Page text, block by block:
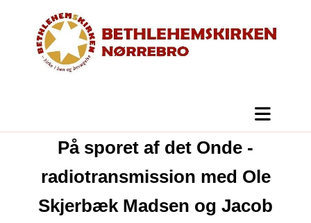
På sporet af det Onde -
radiotransmission med Ole
Skjerbæk Madsen og Jacob